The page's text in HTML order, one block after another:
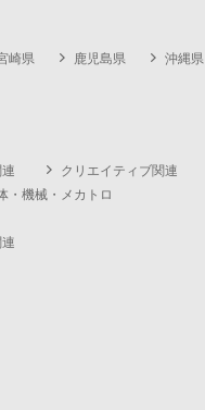
崎県 鹿児島県
沖縄県
クリエイティブ関連
・機械・メカトロ